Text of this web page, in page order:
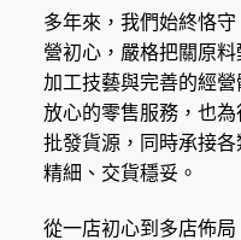
多年來，我們始終恪
營初心，嚴格把關原
加工技藝與完善的經
放心的零售服務，也
批發貨源，同時承接
精細、交貨穩妥。
從一店初心到多店佈